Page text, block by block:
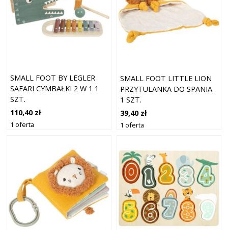
SMALL FOOT BY LEGLER
SAFARI CYMBAŁKI 2 W 1 1
SZT.
110,40 zł
1 oferta
SMALL FOOT LITTLE LION
PRZYTULANKA DO SPANIA
1 SZT.
39,40 zł
1 oferta